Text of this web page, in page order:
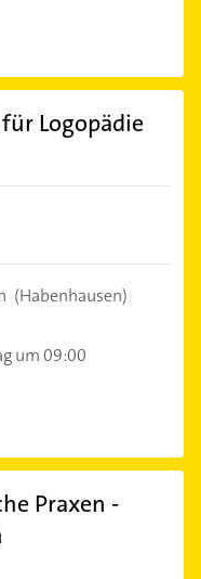
Logopädie
(Habenhausen)
um 09:00
Praxen -